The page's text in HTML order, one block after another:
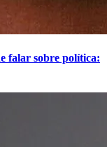
falar sobre política: